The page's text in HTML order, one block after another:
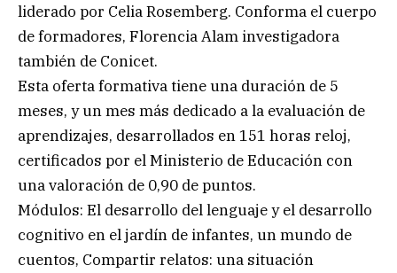
liderado por Celia Rosemberg. Conforma el cuerpo
de formadores, Florencia Alam investigadora
también de Conicet.
Esta oferta formativa tiene una duración de 5
meses, y un mes más dedicado a la evaluación de
aprendizajes, desarrollados en 151 horas reloj,
certificados por el Ministerio de Educación con
una valoración de 0,90 de puntos.
Módulos: El desarrollo del lenguaje y el desarrollo
cognitivo en el jardín de infantes, un mundo de
cuentos, Compartir relatos: una situación